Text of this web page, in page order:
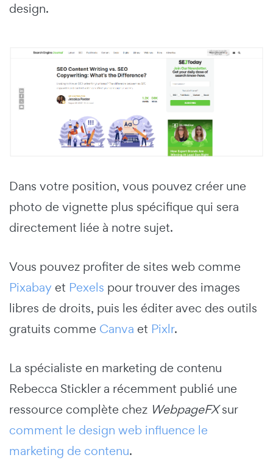
design.
Dans votre position, vous pouvez créer une
photo de vignette plus spécifique qui sera
directement liée à notre sujet.
Vous pouvez profiter de sites web comme
Pixabay et Pexels pour trouver des images
libres de droits, puis les éditer avec des outils
gratuits comme Canva et Pixlr.
La spécialiste en marketing de contenu
Rebecca Stickler a récemment publié une
ressource complète chez WebpageFXsur
comment le design web influence le
marketing de contenu.